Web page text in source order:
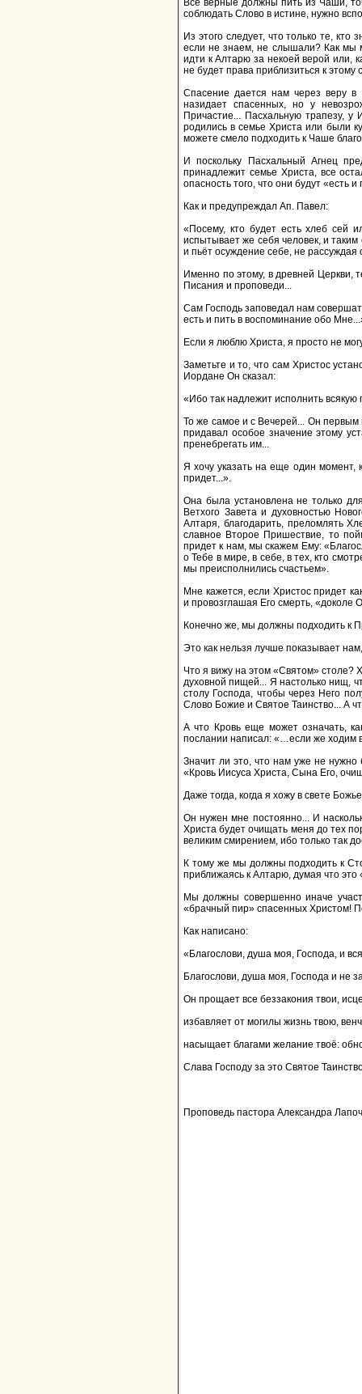
Все верные должны пить из Чаши,
соблюдать Слово в истине, нужно
Из этого следует, что только те,
если не знаем, не слышали? Как мы
идти к Алтарю за некоей верой или,
не будет права приблизиться к
Спасение дается нам через веру в
назидает спасенных, но у
Причастие... Пасхальную трапезу,
родились в семье Христа или были
можете смело подходить к Чаше
И поскольку Пасхальный Агнец
принадлежит семье Христа, все
опасность того, что они будут «есть
Как и предупреждал Ап. Павел:
«Посему, кто будет есть хлеб сей
испытывает же себя человек, и таким
и пьёт осуждение себе, не
Именно по этому, в древней Церкви,
Писания и проповеди...
Сам Господь заповедал нам
есть и пить в воспоминание обо
Если я люблю Христа, я просто не
Заметьте и то, что сам Христос
Иордане Он сказал:
«Ибо так надлежит исполнить
То же самое и с Вечерей... Он
придавал особое значение этому
пренебрегать им...
Я хочу указать на еще один момент,
придет...».
Она была установлена не только
Ветхого Завета и духовностью
Алтаря, благодарить, преломлять
славное Второе Пришествие, то
придет к нам, мы скажем Ему:
о Тебе в мире, в себе, в тех, кто
мы преисполнились счастьем».
Мне кажется, если Христос придет
и провозглашая Его смерть, «доколе
Конечно же, мы должны подходить к
Это как нельзя лучше показывает
Что я вижу на этом «Святом» столе?
духовной пищей... Я настолько нищ,
столу Господа, чтобы через Него
Слово Божие и Святое Таинство... А
А что Кровь еще может означать,
послании написал: «…если же ходим
Значит ли это, что нам уже не
«Кровь Иисуса Христа, Сына Его,
Даже тогда, когда я хожу в свете
Он нужен мне постоянно... И
Христа будет очищать меня до тех
великим смирением, ибо только так
К тому же мы должны подходить к
приближаясь к Алтарю, думая что это
Мы должны совершенно иначе
«брачный пир» спасенных Христом!
Как написано:
«Благослови, душа моя, Господа, и
Благослови, душа моя, Господа и не
Он прощает все беззакония твои,
избавляет от могилы жизнь твою,
насыщает благами желание твоё:
Слава Господу за это Святое
Проповедь пастора Александра